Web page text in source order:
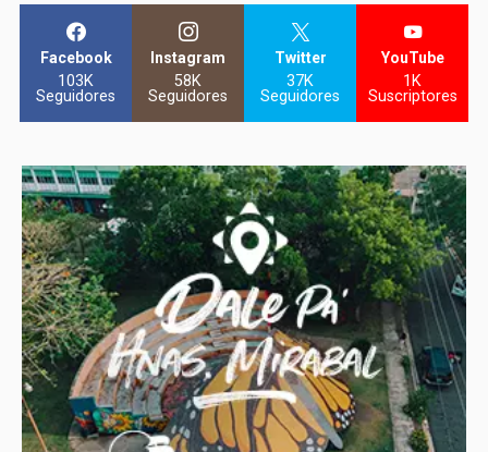
Facebook
103K
Seguidores
Instagram
58K
Seguidores
Twitter
37K
Seguidores
YouTube
1K
Suscriptores